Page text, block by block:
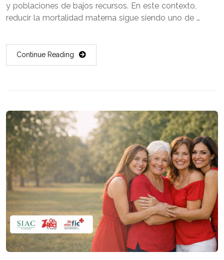
y poblaciones de bajos recursos. En este contexto,
reducir la mortalidad materna sigue siendo uno de …
Continue Reading